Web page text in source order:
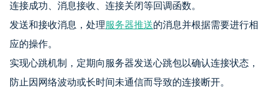
连接成功、消息接收、连接关闭等回调函数。
发送和接收消息，处理服务器推送的消息并根据需要进行相
应的操作。
实现心跳机制，定期向服务器发送心跳包以确认连接状态，
防止因网络波动或长时间未通信而导致的连接断开。